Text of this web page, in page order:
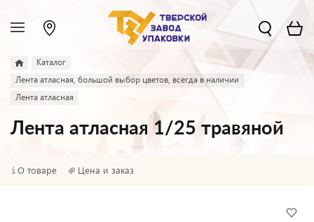
Каталог
Лента атласная, большой выбор цветов, всегда в наличии
Лента атласная
Лента атласная 1/25 травяной
О товаре Цена и заказ